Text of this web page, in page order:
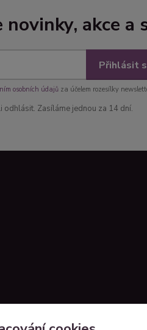
akce a
Přihlásit
osobních údajůza účelem rozesílky
odhlásit. Zasíláme jednou za 14 dní.